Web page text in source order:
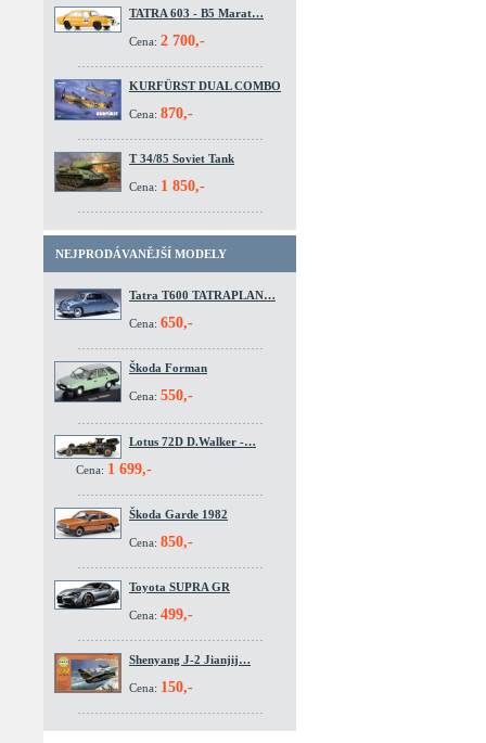
TATRA 603 - B5 Marat…
Cena: 2 700,-
KURFÜRST DUAL COMBO
Cena: 870,-
T 34/85 Soviet Tank
Cena: 1 850,-
NEJPRODÁVANĚJŠÍ MODELY
Tatra T600 TATRAPLAN…
Cena: 650,-
Škoda Forman
Cena: 550,-
Lotus 72D D.Walker -…
Cena: 1 699,-
Škoda Garde 1982
Cena: 850,-
Toyota SUPRA GR
Cena: 499,-
Shenyang J-2 Jianjij…
Cena: 150,-